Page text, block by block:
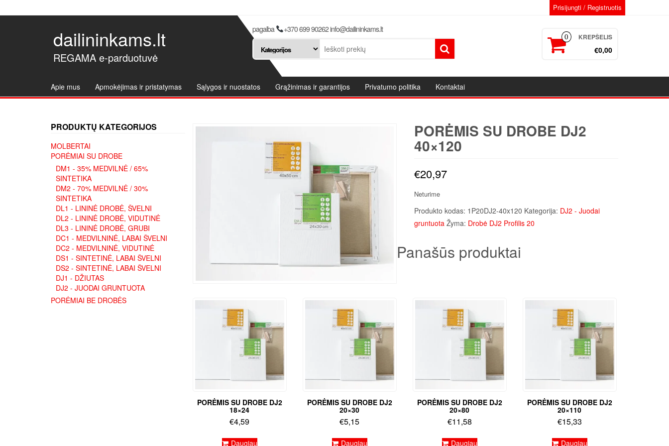
Prisijungti / Registruotis
dailininkams.lt
REGAMA e-parduotuvė
pagalba +370 699 90262 info@dailininkams.lt
0 KREPŠELIS
€0,00
Apie mus Apmokėjimas ir pristatymas Sąlygos ir nuostatos Grąžinimas ir garantijos Privatumo politika Kontaktai
PRODUKTŲ KATEGORIJOS
MOLBERTAI
PORĖMIAI SU DROBE
DM1 - 35% MEDVILNĖ / 65%
SINTETIKA
DM2 - 70% MEDVILNĖ / 30%
SINTETIKA
DL1 - LININĖ DROBĖ, ŠVELNI
DL2 - LININĖ DROBĖ, VIDUTINĖ
DL3 - LININĖ DROBĖ, GRUBI
DC1 - MEDVILNINĖ, LABAI ŠVELNI
DC2 - MEDVILNINĖ, VIDUTINĖ
DS1 - SINTETINĖ, LABAI ŠVELNI
DS2 - SINTETINĖ, LABAI ŠVELNI
DJ1 - DŽIUTAS
DJ2 - JUODAI GRUNTUOTA
PORĖMIAI BE DROBĖS
PORĖMIS SU DROBE DJ2
40×120
€20,97
Neturime
Produkto kodas: 1P20DJ2-40x120 Kategorija: DJ2 - Juodai
gruntuota Žyma: Drobė DJ2 Profilis 20
Panašūs produktai
PORĖMIS SU DROBE DJ2
18×24
€4,59
Daugiau
PORĖMIS SU DROBE DJ2
20×30
€5,15
Daugiau
PORĖMIS SU DROBE DJ2
20×80
€11,58
Daugiau
PORĖMIS SU DROBE DJ2
20×110
€15,33
Daugiau